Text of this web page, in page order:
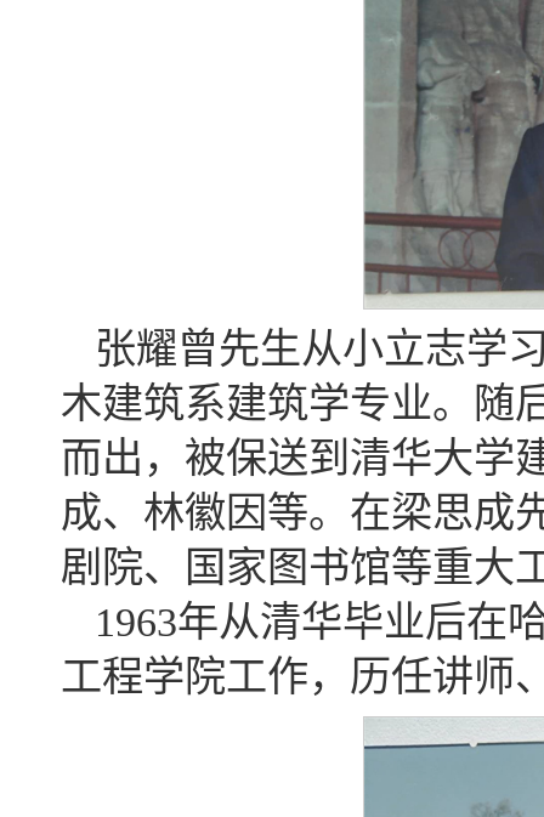
张耀曾先生从小立志学
木建筑系建筑学专业。随
而出，被保送到清华大学
成、林徽因等。在梁思成
剧院、国家图书馆等重大
1963年从清华毕业后在
工程学院工作，历任讲师